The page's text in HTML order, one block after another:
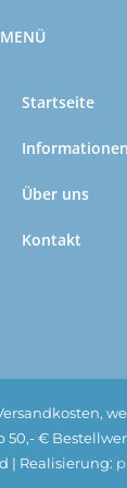
MENÜ
Startseite
Informationen
Über uns
Kontakt
50,- €
| Realisierung: